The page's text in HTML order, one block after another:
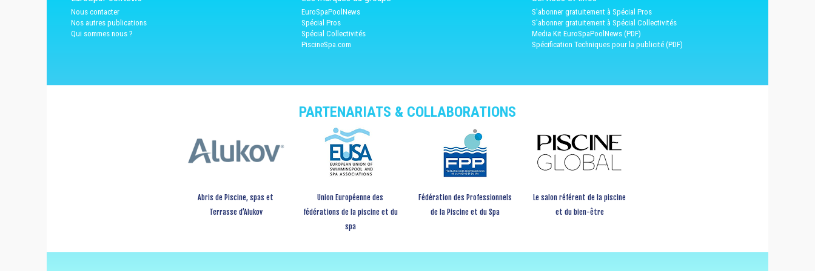
Nous contacter
Nos autres publications
Qui sommes nous ?
EuroSpaPoolNews
Spécial Pros
Spécial Collectivités
PiscineSpa.com
S'abonner gratuitement à Spécial Pros
S'abonner gratuitement à Spécial Collectivités
Media Kit EuroSpaPoolNews (PDF)
Spécification Techniques pour la publicité (PDF)
PARTENARIATS & COLLABORATIONS
Abris de Piscine, spas et
Terrasse d’Alukov
Union Européenne des
fédérations de la piscine et du
spa
Fédération des Professionnels
de la Piscine et du Spa
Le salon référent de la piscine
et du bien-être